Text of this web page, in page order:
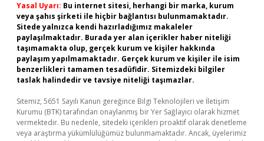
Yasal Uyarı: Bu internet sitesi, herhangi bir marka, kurum
veya şahıs şirketi ile hiçbir bağlantısı bulunmamaktadır.
Sitede yalnızca kendi hazırladığımız makaleler
paylaşılmaktadır. Burada yer alan içerikler haber niteliği
taşımamakta olup, gerçek kurum ve kişiler hakkında
paylaşım yapılmamaktadır. Gerçek kurum ve kişiler ile isim
benzerlikleri tamamen tesadüfidir. Sitemizdeki bilgiler
taslak halindedir ve tavsiye niteliği taşımazlar.
Sitemiz, 5651 Sayılı Kanun gereğince Bilgi Teknolojileri ve İletişim
Kurumu (BTK) tarafından onaylanmış bir Yer Sağlayıcı olarak hizmet
vermektedir. Bu nedenle, sitedeki içerikleri proaktif olarak denetleme
veya araştırma yükümlülüğümüz bulunmamaktadır. Ancak, üyelerimiz